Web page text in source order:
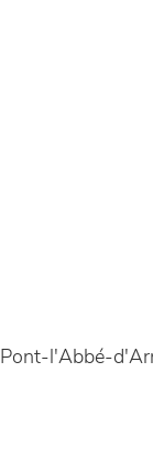
l'Abbé-